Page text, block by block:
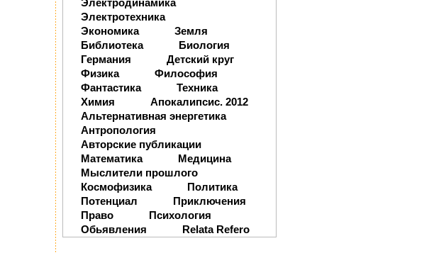
Электродинамика
Электротехника
Экономика
Земля
Библиотека
Биология
Германия
Детский круг
Физика
Философия
Фантастика
Техника
Химия
Апокалипсис. 2012
Альтернативная энергетика
Антропология
Авторские публикации
Математика
Медицина
Мыслители прошлого
Космофизика
Политика
Потенциал
Приключения
Право
Психология
Обьявления
Relata Refero